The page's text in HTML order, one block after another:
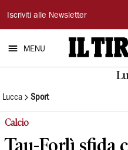
Il
Tirreno
Iscriviti alle Newsletter
MENU
Lucca Sport
Calcio
Tau-Forlì sfida